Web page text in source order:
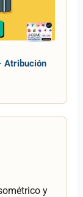
Atribución
y